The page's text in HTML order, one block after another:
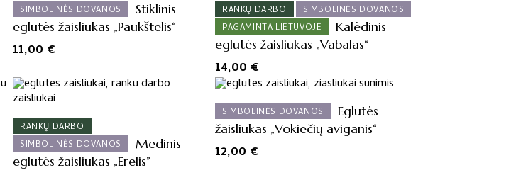
SIMBOLINĖS DOVANOS
Stiklinis
eglutės žaisliukas „Paukštelis“
11,00 €
RANKŲ DARBO
SIMBOLINĖS DOVANOS
PAGAMINTA LIETUVOJE
Kalėdinis
eglutės žaisliukas „Vabalas“
14,00 €
RANKŲ DARBO
SIMBOLINĖS DOVANOS
Medinis
eglutės žaisliukas „Erelis”
SIMBOLINĖS DOVANOS
Eglutės
žaisliukas „Vokiečių aviganis“
12,00 €